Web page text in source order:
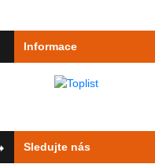
Informace
Sledujte nás